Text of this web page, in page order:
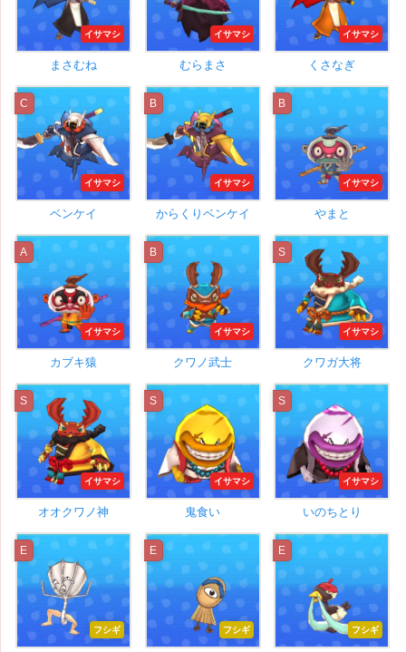
イサマシ
まさむね
イサマシ
むらまさ
イサマシ
くさなぎ
C
イサマシ
ベンケイ
B
イサマシ
からくりベンケイ
B
イサマシ
やまと
A
イサマシ
カブキ猿
B
イサマシ
クワノ武士
S
イサマシ
クワガ大将
S
イサマシ
オオクワノ神
S
イサマシ
鬼食い
S
イサマシ
いのちとり
E
フシギ
E
フシギ
E
フシギ